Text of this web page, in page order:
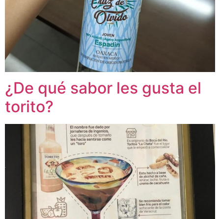
¿De qué sabor les gusta el
torito?